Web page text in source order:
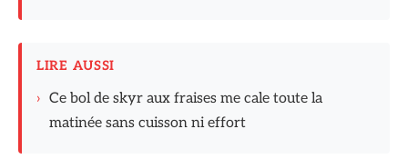
LIRE AUSSI
› Ce bol de skyr aux fraises me cale toute la
matinée sans cuisson ni effort